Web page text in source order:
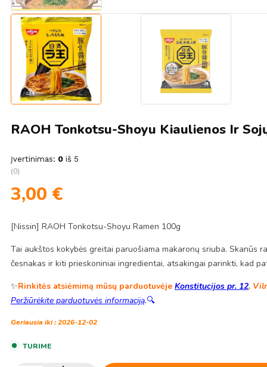
RAOH Tonkotsu-Shoyu Kiaulienos Ir
Įvertinimas: 0 iš 5
(0)
3,00 €
[Nissin] RAOH Tonkotsu-Shoyu Ramen 100g
Tai aukštos kokybės greitai paruošiama makaronų sriuba.
česnakas ir kiti prieskoniniai ingredientai, atsakingai parinkti, kad
✨Rinkitės atsiėmimą mūsų parduotuvėje Konstitucijos pr. 12,
Peržiūrėkite parduotuvės informaciją.🔍
Geriausia iki : 2026-12-02
TURIME